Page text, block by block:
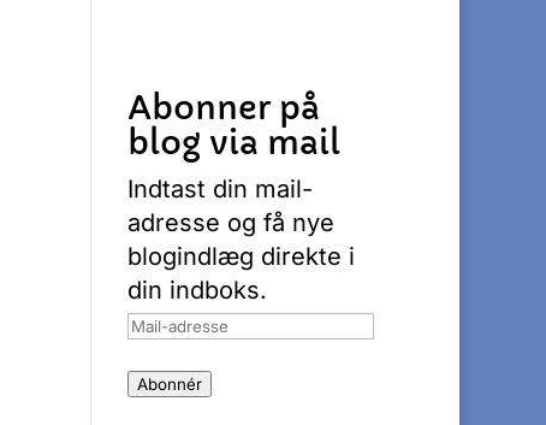
Abonner på
blog via mail
Indtast din mail-
adresse og få nye
blogindlæg direkte i
din indboks.
Mail-
Abonnér